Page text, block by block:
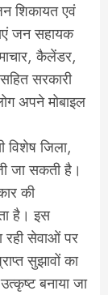
शिकायत एवं
जन सहायक
कैलेंडर,
सरकारी
अपने मोबाइल
विशेष जिला,
जा सकती है।
की
है। इस
रही सेवाओं पर
सुझावों का
बनाया जा